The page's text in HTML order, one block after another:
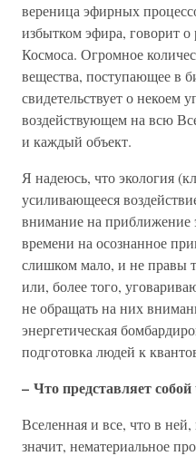
вереница эфирных
избытком эфира, говорит
Космоса. Огромное
вещества, поступающее в
свидетельствует о некоем
воздействующем на всю
и каждый объект.
Я надеюсь, что экология
усиливающееся
внимание на приближение
времени на осознанное
слишком мало, и не правы
или, более того,
не обращать на них
энергетическая
подготовка людей к
– Что представляет собой
Вселенная и все, что в
значит, нематериальное